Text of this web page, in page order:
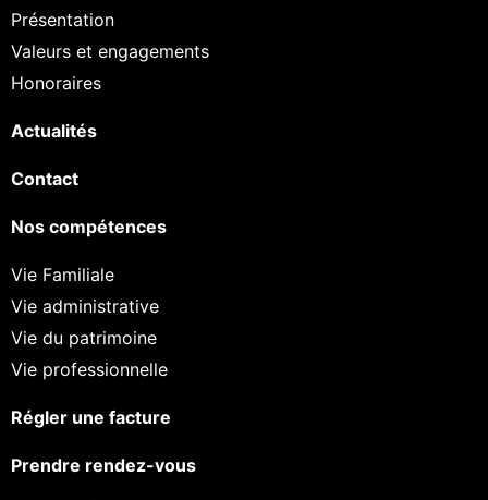
Présentation
Valeurs et engagements
Honoraires
Actualités
Contact
Nos compétences
Vie Familiale
Vie administrative
Vie du patrimoine
Vie professionnelle
Régler une facture
Prendre rendez-vous